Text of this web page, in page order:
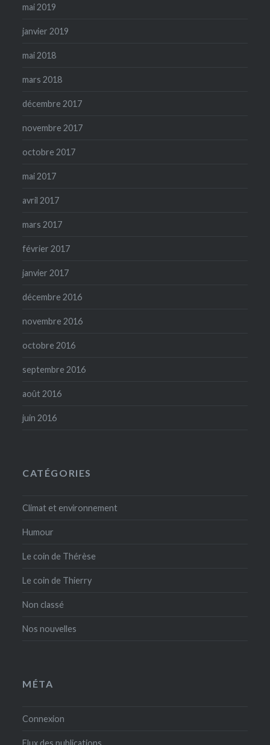
mai 2019
janvier 2019
mai 2018
mars 2018
décembre 2017
novembre 2017
octobre 2017
mai 2017
avril 2017
mars 2017
février 2017
janvier 2017
décembre 2016
novembre 2016
octobre 2016
septembre 2016
août 2016
juin 2016
CATÉGORIES
Climat et environnement
Humour
Le coin de Thérèse
Le coin de Thierry
Non classé
Nos nouvelles
MÉTA
Connexion
Flux des publications